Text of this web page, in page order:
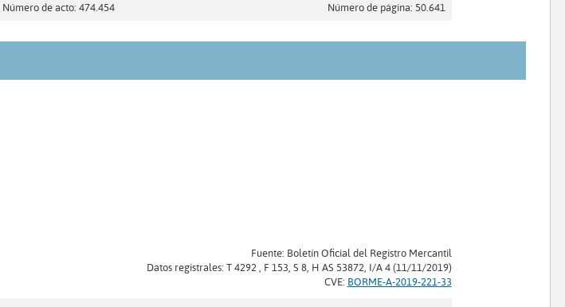
Número de acto: 474.454 Número de página: 50.641
Fuente: Boletín Oficial del Registro Mercantil
Datos registrales: T 4292 , F 153, S 8, H AS 53872, I/A 4 (11/11/2019)
CVE: BORME-A-2019-221-33